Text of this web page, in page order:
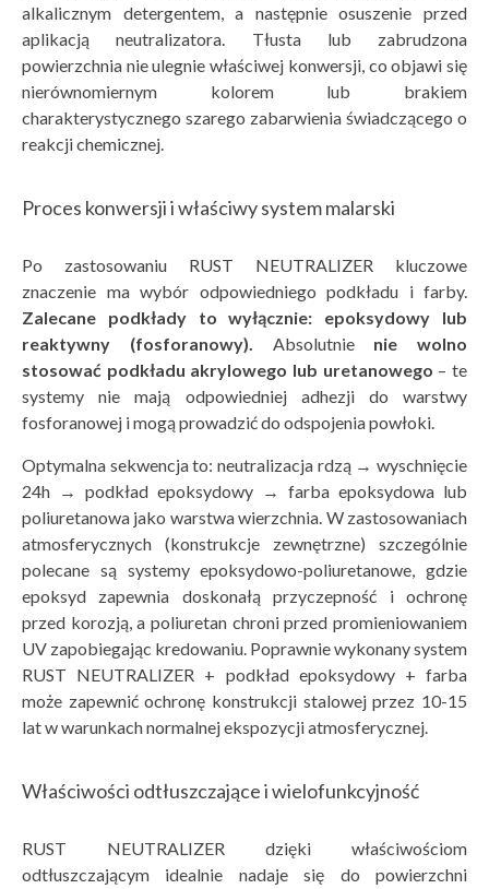
alkalicznym detergentem, a następnie osuszenie przed
aplikacją neutralizatora. Tłusta lub zabrudzona
powierzchnia nie ulegnie właściwej konwersji, co objawi się
nierównomiernym kolorem lub brakiem
charakterystycznego szarego zabarwienia świadczącego o
reakcji chemicznej.
Proces konwersji i właściwy system malarski
Po zastosowaniu RUST NEUTRALIZER kluczowe
znaczenie ma wybór odpowiedniego podkładu i farby.
Zalecane podkłady to wyłącznie: epoksydowy lub
reaktywny (fosforanowy). Absolutnie nie wolno
stosować podkładu akrylowego lub uretanowego – te
systemy nie mają odpowiedniej adhezji do warstwy
fosforanowej i mogą prowadzić do odspojenia powłoki.
Optymalna sekwencja to: neutralizacja rdzą → wyschnięcie
24h → podkład epoksydowy → farba epoksydowa lub
poliuretanowa jako warstwa wierzchnia. W zastosowaniach
atmosferycznych (konstrukcje zewnętrzne) szczególnie
polecane są systemy epoksydowo-poliuretanowe, gdzie
epoksyd zapewnia doskonałą przyczepność i ochronę
przed korozją, a poliuretan chroni przed promieniowaniem
UV zapobiegając kredowaniu. Poprawnie wykonany system
RUST NEUTRALIZER + podkład epoksydowy + farba
może zapewnić ochronę konstrukcji stalowej przez 10-15
lat w warunkach normalnej ekspozycji atmosferycznej.
Właściwości odtłuszczające i wielofunkcyjność
RUST NEUTRALIZER dzięki właściwościom
odtłuszczającym idealnie nadaje się do powierzchni